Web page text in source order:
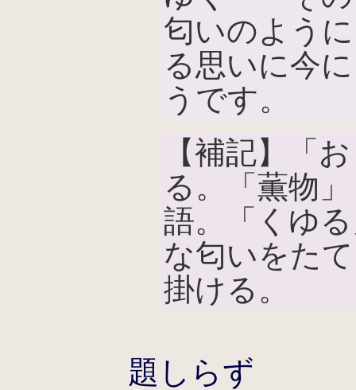
匂いのよう
る思いに今
うです。
【補記】「
る。「薫物
語。「くゆ
な匂いをた
掛ける。
題しらず